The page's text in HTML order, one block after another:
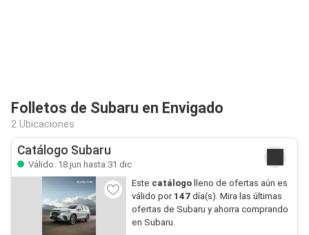
Folletos de Subaru en Envigado
2 Ubicaciones
Catálogo Subaru
Válido: 18 jun hasta 31 dic
Este catálogolleno de ofertas aún es
válido por 147día(s). Mira las últimas
ofertas de Subaru y ahorra comprando
en Subaru.